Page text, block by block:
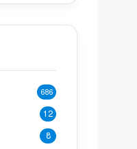
686
12
8